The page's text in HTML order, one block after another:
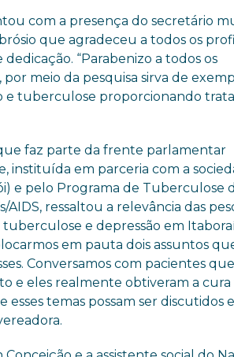
com a presença do secretário
que agradeceu a todos os
“Parabenizo a todos os
meio da pesquisa sirva de
e tuberculose proporcionando
faz parte da frente parlamentar
instituída em parceria com a
e pelo Programa de Tuberculose
AIDS, ressaltou a relevância das
e depressão em
em pauta dois assuntos
Conversamos com pacientes que
e eles realmente obtiveram a
esses temas possam ser discutidos